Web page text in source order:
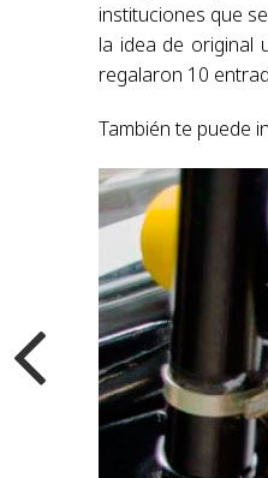
instituciones que
la idea de original
regalaron 10
También te puede